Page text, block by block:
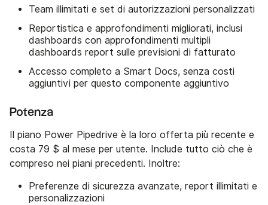
Team illimitati e set di autorizzazioni personalizzati
Reportistica e approfondimenti migliorati, inclusi
dashboards con approfondimenti multipli
dashboards report sulle previsioni di fatturato
Accesso completo a Smart Docs, senza costi
aggiuntivi per questo componente aggiuntivo
Potenza
Il piano Power Pipedrive è la loro offerta più recente e
costa 79 $ al mese per utente. Include tutto ciò che è
compreso nei piani precedenti. Inoltre:
Preferenze di sicurezza avanzate, report illimitati e
personalizzazioni